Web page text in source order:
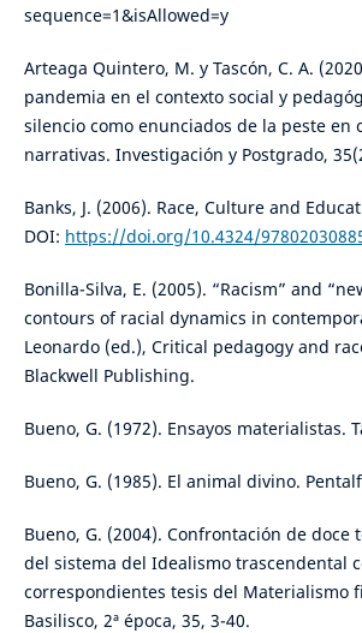
sequence=1&isAllowed=y
Arteaga Quintero, M. y Tascón, C. A.
pandemia en el contexto social y
silencio como enunciados de la peste en
narrativas. Investigación y Postgrado,
Banks, J. (2006). Race, Culture and
DOI: https://doi.org/10.4324/
Bonilla-Silva, E. (2005). “Racism” and
contours of racial dynamics in
Leonardo (ed.), Critical pedagogy and
Blackwell Publishing.
Bueno, G. (1972). Ensayos materialistas.
Bueno, G. (1985). El animal divino.
Bueno, G. (2004). Confrontación de doce
del sistema del Idealismo trascendental
correspondientes tesis del Materialismo
Basilisco, 2ª época, 35, 3-40.